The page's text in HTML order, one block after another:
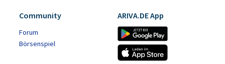
Community
Forum
Börsenspiel
ARIVA.DE App